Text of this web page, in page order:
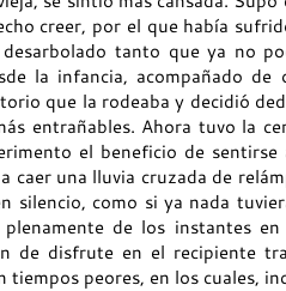
creer, por el que había
tanto que ya no
la infancia, acompañado
que la rodeaba y decidió
entrañables. Ahora tuvo la
el beneficio de
caer una lluvia cruzada de
silencio, como si ya nada
de los instantes
de disfrute en el recipiente
tiempos peores, en los cuales,